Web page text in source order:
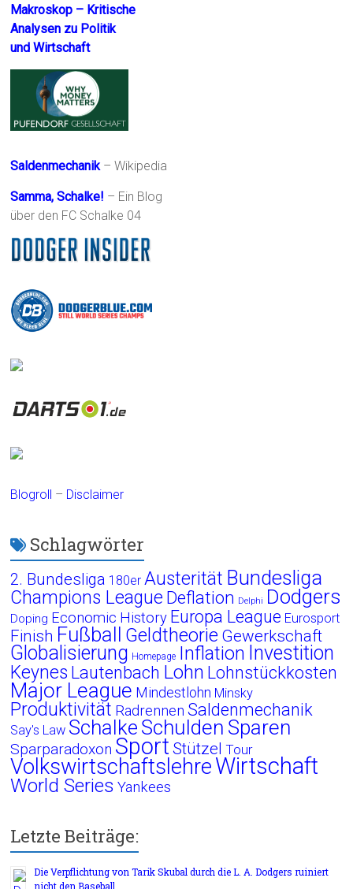
Makroskop – Kritische
Analysen zu Politik
und Wirtschaft
Saldenmechanik– Wikipedia
Samma, Schalke! – Ein Blog
über den FC Schalke 04
Blogroll – Disclaimer
Schlagwörter
2. Bundesliga 180er Austerität Bundesliga
Champions League Deflation Delphi Dodgers
Doping Economic History Europa League Eurosport
Finish Fußball Geldtheorie Gewerkschaft
Globalisierung Homepage Inflation Investition
Keynes Lautenbach Lohn Lohnstückkosten
Major League Mindestlohn Minsky
Produktivität Radrennen Saldenmechanik
Say's Law Schalke Schulden Sparen
Sparparadoxon Sport Stützel Tour
VolkswirtschaftslehreWirtschaft
World Series Yankees
Letzte Beiträge:
Die Verpflichtung von Tarik Skubal durch die L. A. Dodgers ruiniert
nicht den Baseball